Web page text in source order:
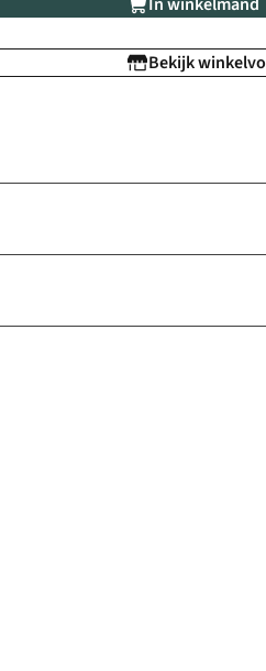
Bekijk